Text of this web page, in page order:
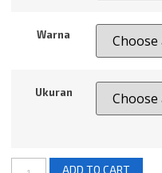
Warna
Ukuran
ADD TO CART